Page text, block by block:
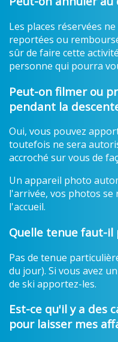
Les places réservées
reportées ou
sûr de faire cette
personne qui pourra
Peut-on filmer ou
pendant la
Oui, vous pouvez
toutefois ne sera
accroché sur vous de
Un appareil photo
l'arrivée, vos photos
l'accueil.
Quelle tenue faut-il
Pas de tenue
du jour). Si vous avez
de ski apportez-les.
Est-ce qu'il y a des
pour laisser mes